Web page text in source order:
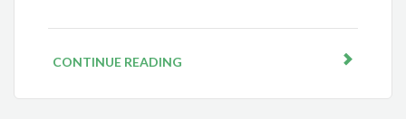
CONTINUE READING